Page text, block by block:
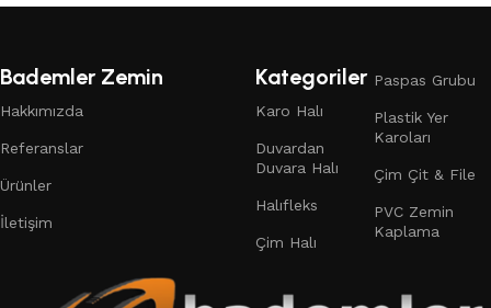
Bademler Zemin
Hakkımızda
Referanslar
Ürünler
İletişim
Kategoriler
Karo Halı
Duvardan
Duvara Halı
Halıfleks
Çim Halı
Paspas Grubu
Plastik Yer
Karoları
Çim Çit & File
PVC Zemin
Kaplama